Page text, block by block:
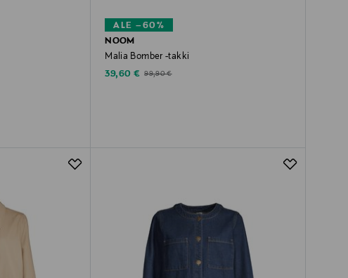
ALE –60%
NOOM
Malia Bomber -takki
Discounted Price
39,60 € Original Price
99,90 €